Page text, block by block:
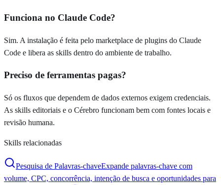
Funciona no Claude Code?
Sim. A instalação é feita pelo marketplace de plugins do Claude
Code e libera as skills dentro do ambiente de trabalho.
Preciso de ferramentas pagas?
Só os fluxos que dependem de dados externos exigem credenciais.
As skills editoriais e o Cérebro funcionam bem com fontes locais e
revisão humana.
Skills relacionadas
Pesquisa de Palavras-chaveExpande palavras-chave com
volume, CPC, concorrência, intenção de busca e oportunidades para